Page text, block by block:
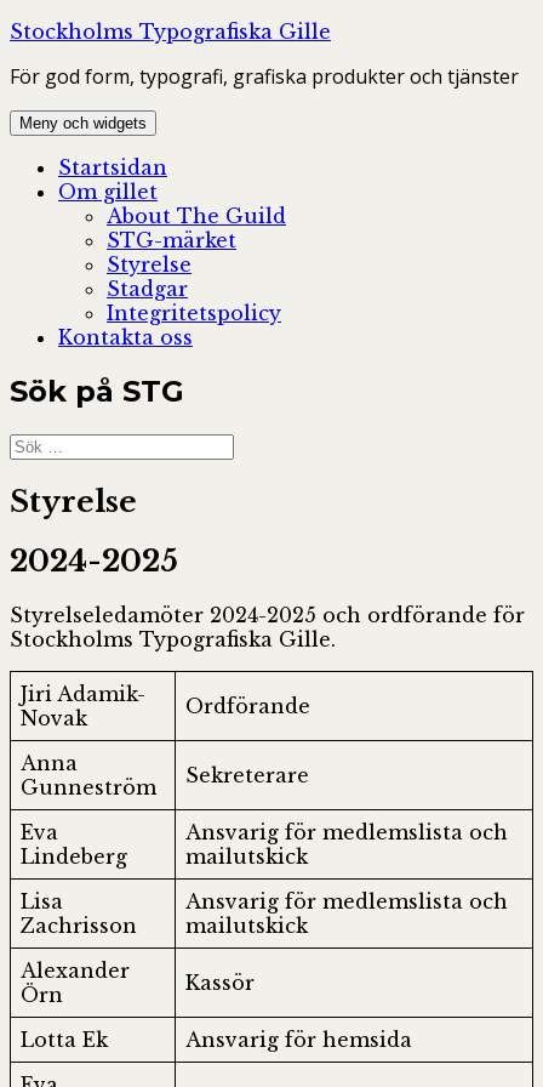
Hoppa
innehåll
Stockholms Typografiska Gille
För god form, typografi, grafiska produkter och tjänster
Meny och widgets
Startsidan
Om gillet
About The Guild
STG-märket
Styrelse
Stadgar
Integritetspolicy
Kontakta oss
Sök på STG
Sök
efter:
Styrelse
2024-2025
Styrelseledamöter 2024-2025 och ordförande för
Stockholms Typografiska Gille.
Jiri Adamik-
Novak
Ordförande
Anna
Gunneström
Sekreterare
Eva
Lindeberg
Ansvarig för medlemslista och
mailutskick
Lisa
Zachrisson
Ansvarig för medlemslista och
mailutskick
Alexander
Örn
Kassör
Lotta Ek
Ansvarig för hemsida